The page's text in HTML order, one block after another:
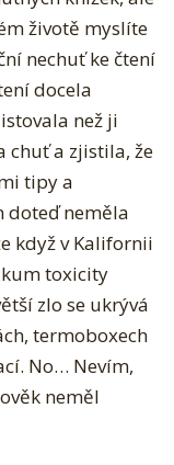
životě myslíte
nechuť ke čtení
docela
než ji
chuť a zjistila, že
tipy a
doteď neměla
když v Kalifornii
toxicity
zlo se ukrývá
termoboxech
No… Nevím,
neměl